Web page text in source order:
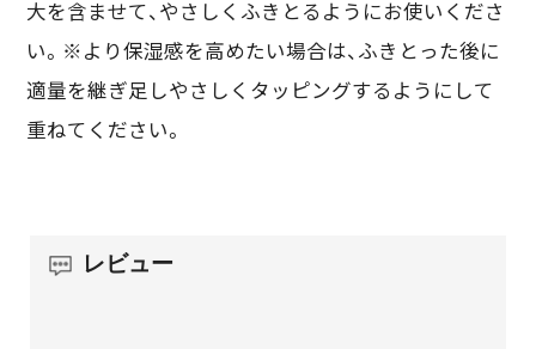
大を含ませて、やさしくふきとるようにお使いくださ
い。※より保湿感を高めたい場合は、ふきとった後に
適量を継ぎ足しやさしくタッピングするようにして
重ねてください。
レビュー